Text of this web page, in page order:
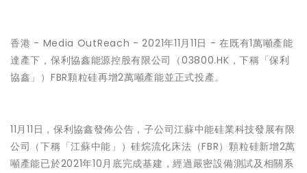
香港 - Media OutReach - 2021年11月11日 - 在既有1萬噸產能
達產下，保利協鑫能源控股有限公司（03800.HK，下稱「保利
協鑫」）FBR顆粒硅再增2萬噸產能並正式投產。
11月11日，保利協鑫發佈公告，子公司江蘇中能硅業科技發展有限
公司（下稱「江蘇中能」）硅烷流化床法（FBR）顆粒硅新增2萬
噸產能已於2021年10月底完成基建，經過嚴密設備測試及相關系